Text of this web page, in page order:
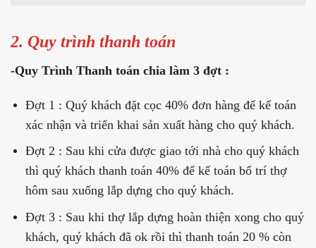
2. Quy trình thanh toán
-Quy Trình Thanh toán chia làm 3 đợt :
Đợt 1 : Quý khách đặt cọc 40% đơn hàng để kế toán
xác nhận và triển khai sản xuất hàng cho quý khách.
Đợt 2 : Sau khi cửa được giao tới nhà cho quý khách
thì quý khách thanh toán 40% để kế toán bố trí thợ
hôm sau xuống lắp dựng cho quý khách.
Đợt 3 : Sau khi thợ lắp dựng hoàn thiện xong cho quý
khách, quý khách đã ok rồi thì thanh toán 20 % còn